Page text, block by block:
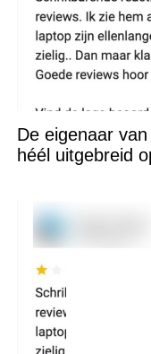
De eigenaar
héél uitgebreid